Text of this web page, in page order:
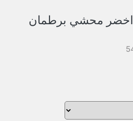
اخضر محشي برطمان